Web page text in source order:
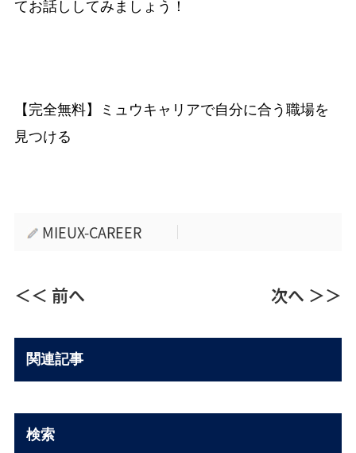
てお話ししてみましょう！
【完全無料】ミュウキャリアで自分に合う職場を
見つける
MIEUX-CAREER
＜＜ 前へ 次へ ＞＞
関連記事
検索